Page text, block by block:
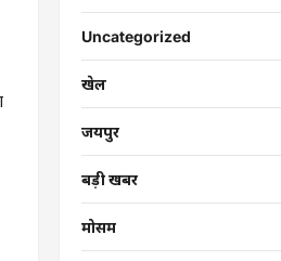
Uncategorized
खेल
जयपुर
बड़ी खबर
मोसम